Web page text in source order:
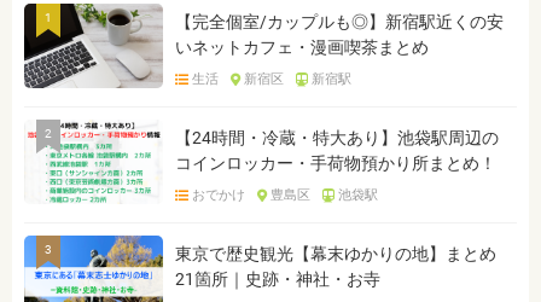
1
【完全個室/カップルも◎】新宿駅近くの安
いネットカフェ・漫画喫茶まとめ
生活 新宿区 新宿駅
2
【24時間・冷蔵・特大あり】池袋駅周辺の
コインロッカー・手荷物預かり所まとめ！
おでかけ 豊島区 池袋駅
3
東京で歴史観光【幕末ゆかりの地】まとめ
21箇所｜史跡・神社・お寺